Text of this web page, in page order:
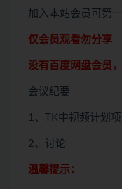
加入本站会员可第
仅会员观看勿分享
没有百度网盘会员
会议纪要
1、TK中视频计划
2、讨论
温馨提示：